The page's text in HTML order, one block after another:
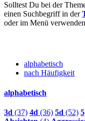
Solltest Du bei der
einen Suchbegriff in der
oder im Menü
alphabetisch
nach Häufigkeit
alphabetisch
3d (37) 4d (36) 5d (52)